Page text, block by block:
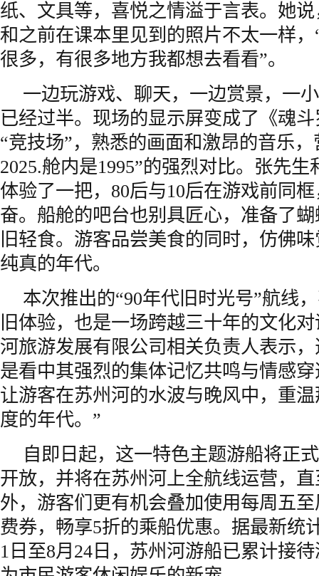
纸、文具等，喜悦之情溢于言表。她
和之前在课本里见到的照片不太一样
很多，有很多地方我都想去看看”。
一边玩游戏、聊天，一边赏景，一
已经过半。现场的显示屏变成了《魂
“竞技场”，熟悉的画面和激昂的音乐
2025.舱内是1995”的强烈对比。张先
体验了一把，80后与10后在游戏前同
奋。船舱的吧台也别具匠心，准备了
旧轻食。游客品尝美食的同时，仿佛
纯真的年代。
本次推出的“90年代旧时光号”航线
旧体验，也是一场跨越三十年的文化
河旅游发展有限公司相关负责人表示
是看中其强烈的集体记忆共鸣与情感
让游客在苏州河的水波与晚风中，重
度的年代。”
自即日起，这一特色主题游船将正
开放，并将在苏州河上全航线运营，
外，游客们更有机会叠加使用每周五
费券，畅享5折的乘船优惠。据最新统
1日至8月24日，苏州河游船已累计接